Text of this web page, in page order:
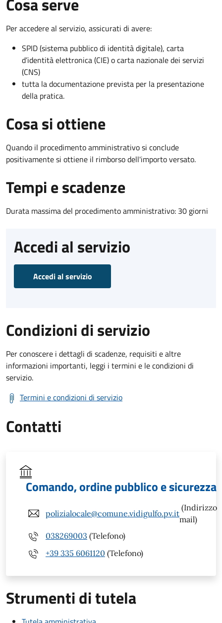
Per accedere al servizio, assicurati di avere:
SPID (sistema pubblico di identità digitale), carta
d’identità elettronica (CIE) o carta nazionale dei servizi
(CNS)
tutta la documentazione prevista per la presentazione
della pratica.
Cosa si ottiene
Quando il procedimento amministrativo si conclude
positivamente si ottiene il rimborso dell'importo versato.
Tempi e scadenze
Durata massima del procedimento amministrativo: 30 giorni
Accedi al servizio
Accedi al servizio
Condizioni di servizio
Per conoscere i dettagli di scadenze, requisiti e altre
informazioni importanti, leggi i termini e le condizioni di
servizio.
Termini e condizioni di servizio
Contatti
Comando, ordine pubblico e sicurezza
polizialocale@comune.vidigulfo.pv.it
(Indirizzo
mail)
038269003 (Telefono)
+39 335 6061120 (Telefono)
Strumenti di tutela